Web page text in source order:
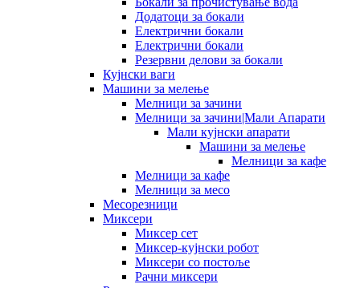
Додатоци за бокали
Електрични бокали
Електрични бокали
Резервни делови за бокали
Кујнски ваги
Машини за мелење
Мелници за зачини
Мелници за зачини|Мали Апарати
Мали кујнски апарати
Машини за мелење
Мелници за кафе
Мелници за кафе
Мелници за месо
Месорезници
Миксери
Миксер сет
Миксер-кујнски робот
Миксери со постоље
Рачни миксери